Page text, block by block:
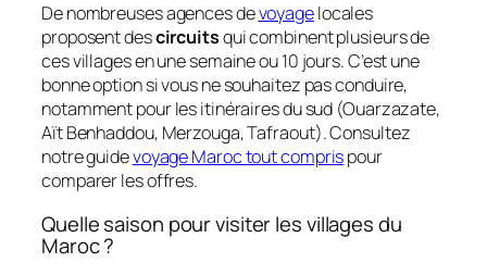
De nombreuses agences devoyagelocales
proposent descircuitsqui combinent plusieurs de
ces villages en une semaine ou 10 jours. C’est une
bonne option si vous ne souhaitez pas conduire,
notamment pour les itinéraires du sud (Ouarzazate,
Aït Benhaddou, Merzouga, Tafraout). Consultez
notre guidevoyage Maroc tout comprispour
comparer les offres.
Quelle saison pour visiter les villages du
Maroc ?